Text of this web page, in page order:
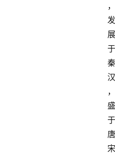
，
发
展
于
秦
汉
，
盛
于
唐
宋